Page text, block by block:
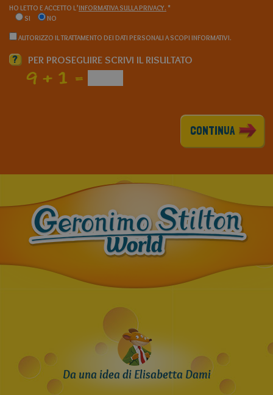
HO LETTO E ACCETTO L’INFORMATIVA SULLA PRIVACY. *
SI
NO
AUTORIZZO IL TRATTAMENTO DEI DATI PERSONALI A SCOPI INFORMATIVI.
? PER PROSEGUIRE SCRIVI IL RISULTATO
Da una idea di Elisabetta Dami